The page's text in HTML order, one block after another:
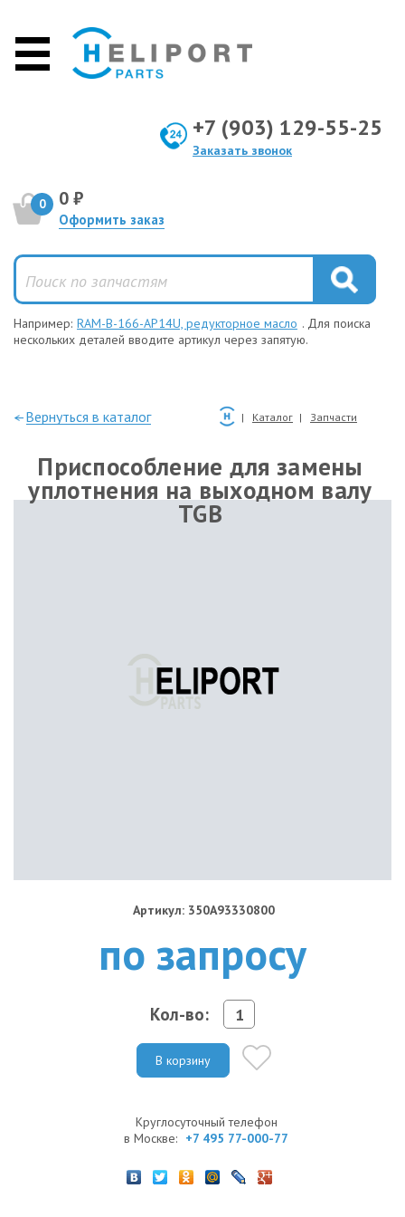
+7 (903) 129-55-25
Заказать звонок
0 0 ₽
Оформить заказ
Например: RAM-B-166-AP14U, редукторное масло . Для поиска
нескольких деталей вводите артикул через запятую.
—Вернуться в каталог Каталог Запчасти
Приспособление для замены
уплотнения на выходном валу
TGB
Артикул: 350A93330800
по запросу
Кол-во:
В корзину
Круглосуточный телефон
в Москве: +7 495 77-000-77